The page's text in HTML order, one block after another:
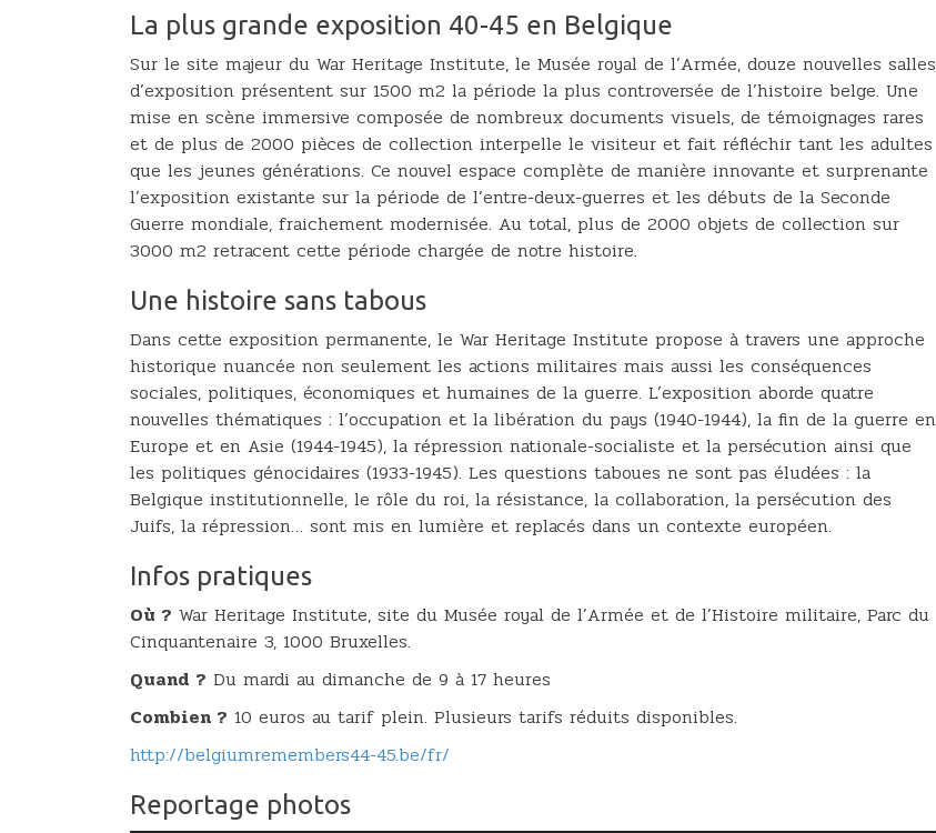
La plus grande exposition 40-45 en Belgique
Sur le site majeur du War Heritage Institute, le Musée royal de l’Armée, douze nouvelles salles
d’exposition présentent sur 1500 m2 la période la plus controversée de l’histoire belge. Une
mise en scène immersive composée de nombreux documents visuels, de témoignages rares
et de plus de 2000 pièces de collection interpelle le visiteur et fait réfléchir tant les adultes
que les jeunes générations. Ce nouvel espace complète de manière innovante et surprenante
l’exposition existante sur la période de l’entre-deux-guerres et les débuts de la Seconde
Guerre mondiale, fraichement modernisée. Au total, plus de 2000 objets de collection sur
3000 m2 retracent cette période chargée de notre histoire.
Une histoire sans tabous
Dans cette exposition permanente, le War Heritage Institute propose à travers une approche
historique nuancée non seulement les actions militaires mais aussi les conséquences
sociales, politiques, économiques et humaines de la guerre. L’exposition aborde quatre
nouvelles thématiques : l’occupation et la libération du pays (1940-1944), la fin de la guerre en
Europe et en Asie (1944-1945), la répression nationale-socialiste et la persécution ainsi que
les politiques génocidaires (1933-1945). Les questions taboues ne sont pas éludées : la
Belgique institutionnelle, le rôle du roi, la résistance, la collaboration, la persécution des
Juifs, la répression… sont mis en lumière et replacés dans un contexte européen.
Infos pratiques
Où ? War Heritage Institute, site du Musée royal de l’Armée et de l’Histoire militaire, Parc du
Cinquantenaire 3, 1000 Bruxelles.
Quand ? Du mardi au dimanche de 9 à 17 heures
Combien ? 10 euros au tarif plein. Plusieurs tarifs réduits disponibles.
http://belgiumremembers44-45.be/fr/
Reportage photos